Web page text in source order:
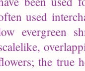
used
evergreen
the true